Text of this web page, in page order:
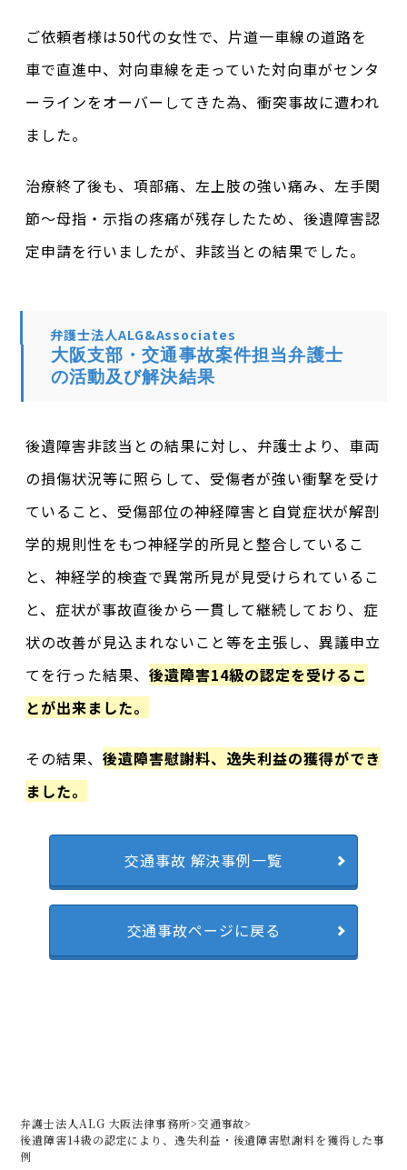
ご依頼者様は50代の女性で、片道一車線の道路を
車で直進中、対向車線を走っていた対向車がセンタ
ーラインをオーバーしてきた為、衝突事故に遭われ
ました。
治療終了後も、項部痛、左上肢の強い痛み、左手関
節〜母指・示指の疼痛が残存したため、後遺障害認
定申請を行いましたが、非該当との結果でした。
弁護士法人ALG&Associates
大阪支部・交通事故案件担当弁護士
の活動及び解決結果
後遺障害非該当との結果に対し、弁護士より、車両
の損傷状況等に照らして、受傷者が強い衝撃を受け
ていること、受傷部位の神経障害と自覚症状が解剖
学的規則性をもつ神経学的所見と整合しているこ
と、神経学的検査で異常所見が見受けられているこ
と、症状が事故直後から一貫して継続しており、症
状の改善が見込まれないこと等を主張し、異議申立
てを行った結果、後遺障害14級の認定を受けるこ
とが出来ました。
その結果、後遺障害慰謝料、逸失利益の獲得ができ
ました。
交通事故 解決事例一覧
交通事故ページに戻る
弁護士法人ALG 大阪法律事務所>交通事故>
後遺障害14級の認定により、逸失利益・後遺障害慰謝料を獲得した事
例